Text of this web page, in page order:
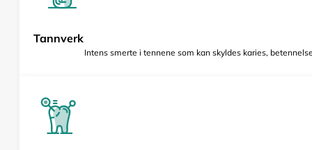
Tannverk
Intens smerte i tennene som kan skyldes karies,